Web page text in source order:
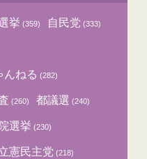
挙 (359) 自民党 (333)
んねる (282)
(260) 都議選 (240)
選挙 (230)
憲民主党 (218)